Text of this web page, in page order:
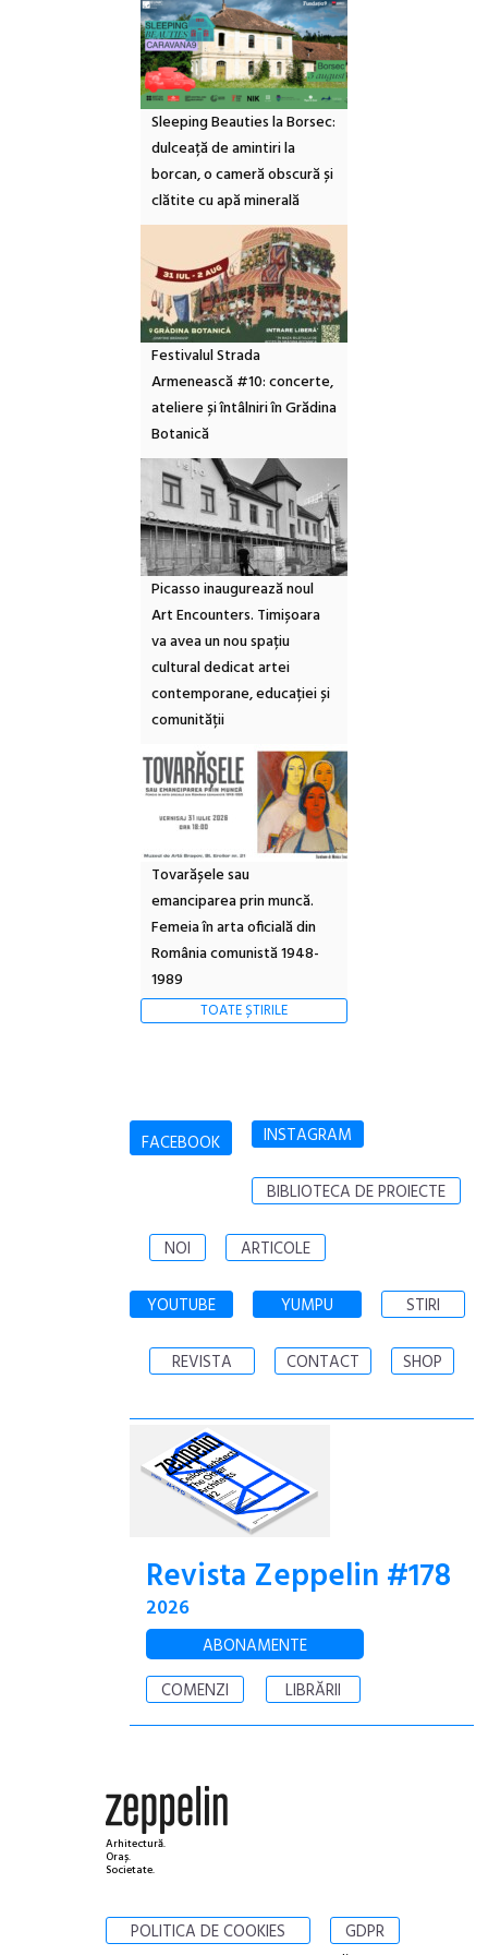
Sleeping Beauties la Borsec:
dulceață de amintiri la
borcan, o cameră obscură și
clătite cu apă minerală
Festivalul Strada
Armenească #10: concerte,
ateliere și întâlniri în Grădina
Botanică
Picasso inaugurează noul
Art Encounters. Timișoara
va avea un nou spațiu
cultural dedicat artei
contemporane, educației și
comunității
Tovarășele sau
emanciparea prin muncă.
Femeia în arta oficială din
România comunistă 1948-
1989
TOATE ȘTIRILE
FACEBOOK INSTAGRAM
BIBLIOTECA DE PROIECTE
NOI ARTICOLE
YOUTUBE YUMPU STIRI
REVISTA CONTACT SHOP
Revista Zeppelin #178
2026
ABONAMENTE
COMENZI
LIBRĂRII
Arhitectură.
Oraș.
Societate.
POLITICA DE COOKIES GDPR